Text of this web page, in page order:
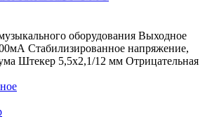
оборудования Выходное
Стабилизированное напряжение,
Штекер 5,5х2,1/12 мм Отрицательная